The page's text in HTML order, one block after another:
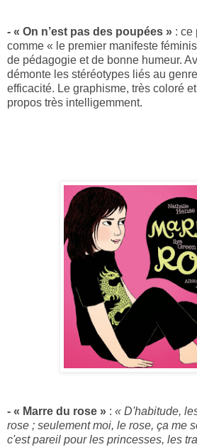
- « On n’est pas des poupées » : ce
comme « le premier manifeste
de pédagogie et de bonne humeur.
démonte les stéréotypes liés au
efficacité. Le graphisme, très coloré
propos très intelligemment.
- « Marre du rose » : « D'habitude,
rose ; seulement moi, le rose, ça me
c'est pareil pour les princesses, les